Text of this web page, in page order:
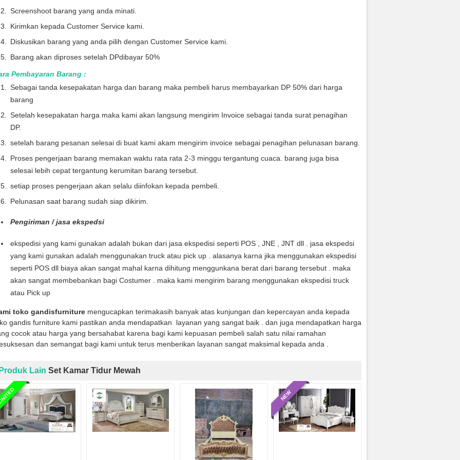
Screenshoot barang yang anda minati.
Kirimkan kepada Customer Service kami.
Diskusikan barang yang anda pilih dengan Customer Service kami.
Barang akan diproses setelah DPdibayar 50%
Pembayaran Barang :
Sebagai tanda kesepakatan harga dan barang maka pembeli harus membayarkan DP 50% dari harga
barang
Setelah kesepakatan harga maka kami akan langsung mengirim Invoice sebagai tanda surat penagihan
DP.
setelah barang pesanan selesai di buat kami akam mengirim invoice sebagai penagihan pelunasan barang.
Proses pengerjaan barang memakan waktu rata rata 2-3 minggu tergantung cuaca. barang juga bisa
selesai lebih cepat tergantung kerumitan barang tersebut.
setiap proses pengerjaan akan selalu diinfokan kepada pembeli.
Pelunasan saat barang sudah siap dikirim.
Pengiriman / jasa ekspedsi
ekspedisi yang kami gunakan adalah bukan dari jasa ekspedisi seperti POS , JNE , JNT dll . jasa ekspedsi
yang kami gunakan adalah menggunakan truck atau pick up . alasanya karna jika menggunakan ekspedisi
seperti POS dll biaya akan sangat mahal karna dihitung menggunkana berat dari barang tersebut . maka
akan sangat membebankan bagi Costumer . maka kami mengirim barang menggunakan ekspedisi truck
atau Pick up
toko gandisfurnituremengucapkan terimakasih banyak atas kunjungan dan kepercayan anda kepada
gandis furniture kami pastikan anda mendapatkan layanan yang sangat baik . dan juga mendapatkan harga
cocok atau harga yang bersahabat karena bagi kami kepuasan pembeli salah satu nilai ramahan
dan semangat bagi kami untuk terus menberikan layanan sangat maksimal kepada anda .
Lain Set Kamar Tidur Mewah
NEW